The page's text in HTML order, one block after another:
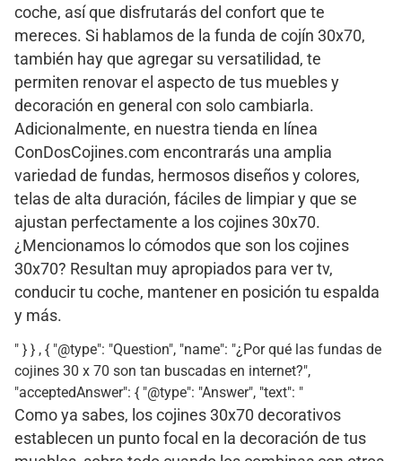
coche, así que disfrutarás del confort que te
mereces. Si hablamos de la funda de cojín 30x70,
también hay que agregar su versatilidad, te
permiten renovar el aspecto de tus muebles y
decoración en general con solo cambiarla.
Adicionalmente, en nuestra tienda en línea
ConDosCojines.com encontrarás una amplia
variedad de fundas, hermosos diseños y colores,
telas de alta duración, fáciles de limpiar y que se
ajustan perfectamente a los cojines 30x70.
¿Mencionamos lo cómodos que son los cojines
30x70? Resultan muy apropiados para ver tv,
conducir tu coche, mantener en posición tu espalda
y más.
" } } , { "@type": "Question", "name": "¿Por qué las fundas de
cojines 30 x 70 son tan buscadas en internet?",
"acceptedAnswer": { "@type": "Answer", "text": "
Como ya sabes, los cojines 30x70 decorativos
establecen un punto focal en la decoración de tus